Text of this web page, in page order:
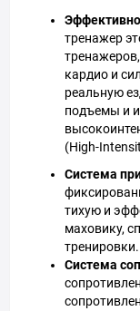
тренажер
кардио и
реальную
подъемы и
(High-
Система
тихую и
маховику,
тренировки.
Система